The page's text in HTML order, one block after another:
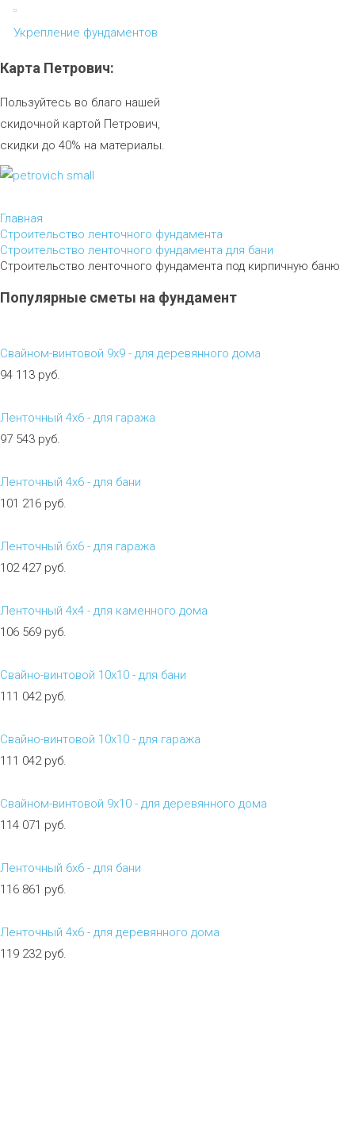
Укрепление фундаментов
Карта Петрович:
Пользуйтесь во благо нашей
скидочной картой Петрович,
скидки до 40% на материалы.
Главная
Строительство ленточного фундамента
Строительство ленточного фундамента для бани
Строительство ленточного фундамента под кирпичную баню
Популярные сметы на фундамент
Свайном-винтовой 9х9 - для деревянного дома
94 113 руб.
Ленточный 4х6 - для гаража
97 543 руб.
Ленточный 4х6 - для бани
101 216 руб.
Ленточный 6х6 - для гаража
102 427 руб.
Ленточный 4х4 - для каменного дома
106 569 руб.
Свайно-винтовой 10х10 - для бани
111 042 руб.
Свайно-винтовой 10х10 - для гаража
111 042 руб.
Свайном-винтовой 9х10 - для деревянного дома
114 071 руб.
Ленточный 6х6 - для бани
116 861 руб.
Ленточный 4х6 - для деревянного дома
119 232 руб.